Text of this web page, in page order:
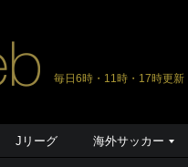
毎日6時・11時・17時更新
Jリーグ 海外サッカー